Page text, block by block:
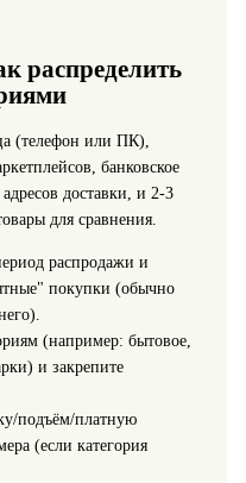
распределить
(телефон или ПК),
банковское
доставки, и 2-3
для сравнения.
распродажи и
покупки (обычно
(например: бытовое,
и закрепите
подъём/платную
(если категория